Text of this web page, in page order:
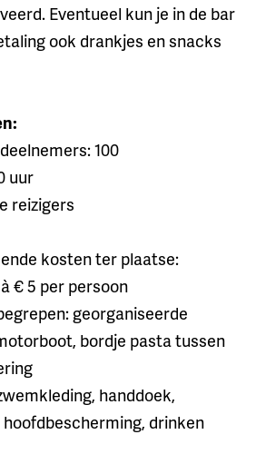
Eventueel kun je in de bar
ook drankjes en snacks
100
uur
reizigers
kosten ter plaatse:
€ 5 per persoon
georganiseerde
bordje pasta tussen
handdoek,
drinken